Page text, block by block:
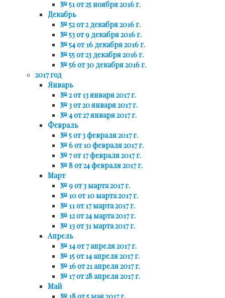
№ 51 от 25 ноября 2016 г.
Декабрь
№ 52 от 2 декабря 2016 г.
№ 53 от 9 декабря 2016 г.
№ 54 от 16 декабря 2016 г.
№ 55 от 23 декабря 2016 г.
№ 56 от 30 декабря 2016 г.
2017 год
Январь
№ 2 от 13 января 2017 г.
№ 3 от 20 января 2017 г.
№ 4 от 27 января 2017 г.
Февраль
№ 5 от 3 февраля 2017 г.
№ 6 от 10 февраля 2017 г.
№ 7 от 17 февраля 2017 г.
№ 8 от 24 февраля 2017 г.
Март
№ 9 от 3 марта 2017 г.
№ 10 от 10 марта 2017 г.
№ 11 от 17 марта 2017 г.
№ 12 от 24 марта 2017 г.
№ 13 от 31 марта 2017 г.
Апрель
№ 14 от 7 апреля 2017 г.
№ 15 от 14 апреля 2017 г.
№ 16 от 21 апреля 2017 г.
№ 17 от 28 апреля 2017 г.
Май